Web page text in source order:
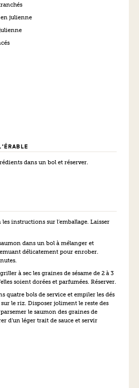
julienne
dans un bol et réserver.
instructions sur l’emballage. Laisser
dans un bol à mélanger et
délicatement pour enrober.
à sec les graines de sésame de 2 à 3
soient dorées et parfumées. Réserver.
quatre bols de service et empiler les dés
le riz. Disposer joliment le reste des
le saumon des graines de
d’un léger trait de sauce et servir